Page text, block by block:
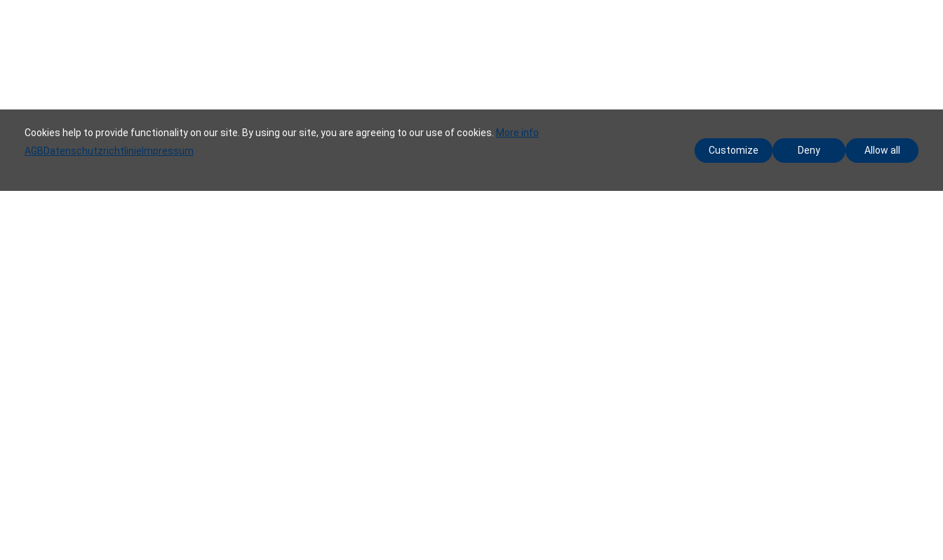
Cookies help to provide functionality on our site. By using our site, you are agreeing to our use of cookies. More info
AGBDatenschutzrichtlinie Impressum Customize Deny Allow all